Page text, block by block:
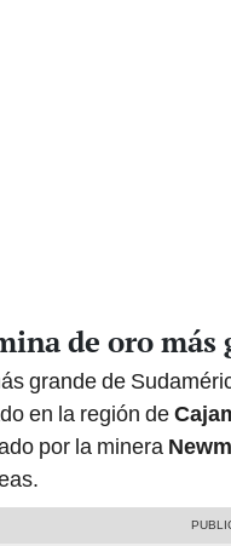
de oro más
grande de
en la región de
por la minera